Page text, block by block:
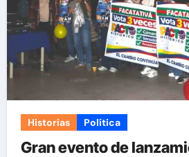
Historias Política
Gran evento de